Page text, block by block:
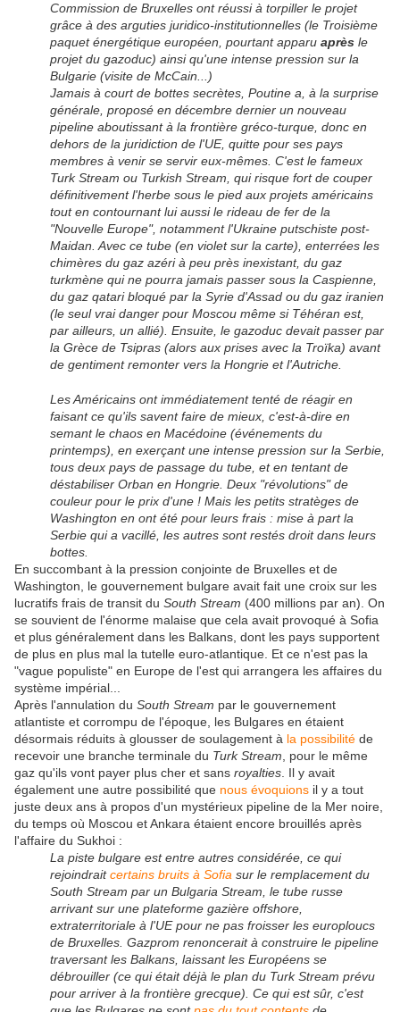
Commission de Bruxelles ont réussi à torpiller le projet
grâce à des arguties juridico-institutionnelles (le Troisième
paquet énergétique européen, pourtant apparu après le
projet du gazoduc) ainsi qu'une intense pression sur la
Bulgarie (visite de McCain...)
Jamais à court de bottes secrètes, Poutine a, à la surprise
générale, proposé en décembre dernier un nouveau
pipeline aboutissant à la frontière gréco-turque, donc en
dehors de la juridiction de l'UE, quitte pour ses pays
membres à venir se servir eux-mêmes. C'est le fameux
Turk Stream ou Turkish Stream, qui risque fort de couper
définitivement l'herbe sous le pied aux projets américains
tout en contournant lui aussi le rideau de fer de la
"Nouvelle Europe", notamment l'Ukraine putschiste post-
Maidan. Avec ce tube (en violet sur la carte), enterrées les
chimères du gaz azéri à peu près inexistant, du gaz
turkmène qui ne pourra jamais passer sous la Caspienne,
du gaz qatari bloqué par la Syrie d'Assad ou du gaz iranien
(le seul vrai danger pour Moscou même si Téhéran est,
par ailleurs, un allié). Ensuite, le gazoduc devait passer par
la Grèce de Tsipras (alors aux prises avec la Troïka) avant
de gentiment remonter vers la Hongrie et l'Autriche.
Les Américains ont immédiatement tenté de réagir en
faisant ce qu'ils savent faire de mieux, c'est-à-dire en
semant le chaos en Macédoine (événements du
printemps), en exerçant une intense pression sur la Serbie,
tous deux pays de passage du tube, et en tentant de
déstabiliser Orban en Hongrie. Deux "révolutions" de
couleur pour le prix d'une ! Mais les petits stratèges de
Washington en ont été pour leurs frais : mise à part la
Serbie qui a vacillé, les autres sont restés droit dans leurs
bottes.
En succombant à la pression conjointe de Bruxelles et de
Washington, le gouvernement bulgare avait fait une croix sur les
lucratifs frais de transit du South Stream (400 millions par an). On
se souvient de l'énorme malaise que cela avait provoqué à Sofia
et plus généralement dans les Balkans, dont les pays supportent
de plus en plus mal la tutelle euro-atlantique. Et ce n'est pas la
"vague populiste" en Europe de l'est qui arrangera les affaires du
système impérial...
Après l'annulation du South Stream par le gouvernement
atlantiste et corrompu de l'époque, les Bulgares en étaient
désormais réduits à glousser de soulagement à la possibilité de
recevoir une branche terminale du Turk Stream , pour le même
gaz qu'ils vont payer plus cher et sans royalties . Il y avait
également une autre possibilité que nous évoquions il y a tout
juste deux ans à propos d'un mystérieux pipeline de la Mer noire,
du temps où Moscou et Ankara étaient encore brouillés après
l'affaire du Sukhoi :
La piste bulgare est entre autres considérée, ce qui
rejoindraitcertains bruits à Sofia sur le remplacement du
South Stream par un Bulgaria Stream, le tube russe
arrivant sur une plateforme gazière offshore,
extraterritoriale à l'UE pour ne pas froisser les europloucs
de Bruxelles. Gazprom renoncerait à construire le pipeline
traversant les Balkans, laissant les Européens se
débrouiller (ce qui était déjà le plan du Turk Stream prévu
pour arriver à la frontière grecque). Ce qui est sûr, c'est